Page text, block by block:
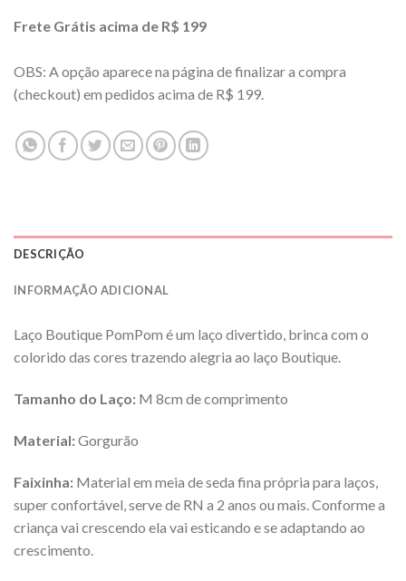
Frete Grátis acima de R$ 199
OBS: A opção aparece na página de finalizar a compra
(checkout) em pedidos acima de R$ 199.
DESCRIÇÃO
INFORMAÇÃO ADICIONAL
Laço Boutique PomPom é um laço divertido, brinca com o
colorido das cores trazendo alegria ao laço Boutique.
Tamanho do Laço: M 8cm de comprimento
Material:Gorgurão
Faixinha: Material em meia de seda fina própria para laços,
super confortável, serve de RN a 2 anos ou mais. Conforme a
criança vai crescendo ela vai esticando e se adaptando ao
crescimento.